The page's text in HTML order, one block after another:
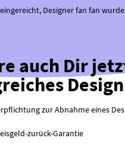
eingereicht, Designer fan fan
auch Dir
Design
zur Abnahme eines
zurück-Garantie